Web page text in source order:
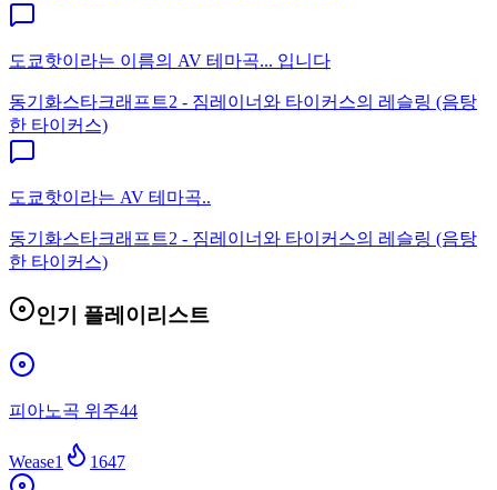
도쿄핫이라는 이름의 AV 테마곡... 입니다
동기화스타크래프트2 - 짐레이너와 타이커스의 레슬링 (음탕
한 타이커스)
도쿄핫이라는 AV 테마곡..
동기화스타크래프트2 - 짐레이너와 타이커스의 레슬링 (음탕
한 타이커스)
인기 플레이리스트
피아노곡 위주44
Wease1 1647